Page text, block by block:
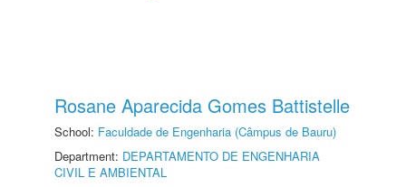
Rosane Aparecida Gomes Battistelle
School: Faculdade de Engenharia (Câmpus de Bauru)
Department: DEPARTAMENTO DE ENGENHARIA
CIVIL E AMBIENTAL